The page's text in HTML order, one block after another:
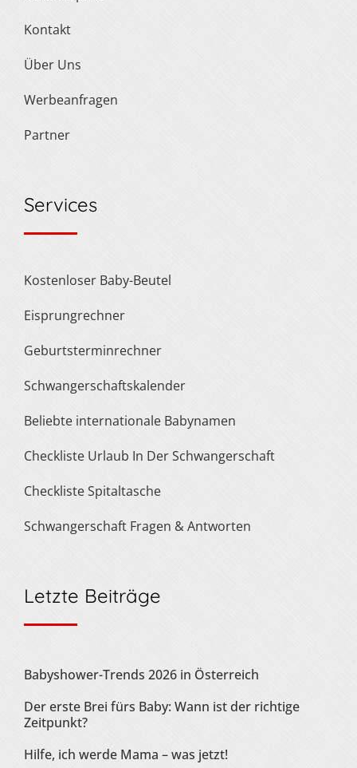
Kontakt
Über Uns
Werbeanfragen
Partner
Services
Kostenloser Baby-Beutel
Eisprungrechner
Geburtsterminrechner
Schwangerschaftskalender
Beliebte internationale Babynamen
Checkliste Urlaub In Der Schwangerschaft
Checkliste Spitaltasche
Schwangerschaft Fragen & Antworten
Letzte Beiträge
Babyshower-Trends 2026 in Österreich
Der erste Brei fürs Baby: Wann ist der richtige
Zeitpunkt?
Hilfe, ich werde Mama – was jetzt!